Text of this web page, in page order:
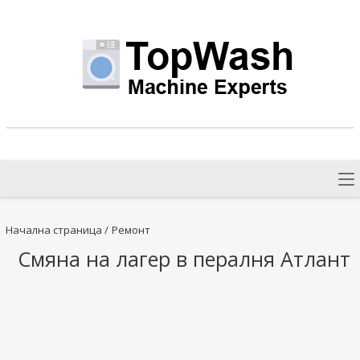
Начална страница / Ремонт
Смяна на лагер в пералня Атлант